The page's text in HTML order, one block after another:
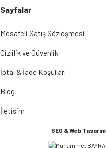
Sayfalar
Mesafeli Satış Sözleşmesi
Gizlilik ve Güvenlik
İptal & İade Koşulları
Blog
İletişim
SEO & Web Tasarım